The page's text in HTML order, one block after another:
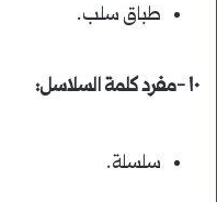
طباق سلب.
١٠ -مفرد كلمة السلاسل:
سلسلة.